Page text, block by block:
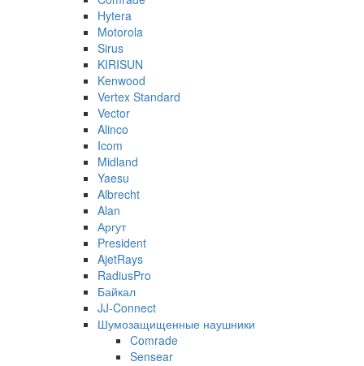
Hytera
Motorola
Sirus
KIRISUN
Kenwood
Vertex Standard
Vector
Alinco
Icom
Midland
Yaesu
Albrecht
Alan
Аргут
President
AjetRays
RadiusPro
Байкал
JJ-Connect
Шумозащищенные наушники
Comrade
Sensear